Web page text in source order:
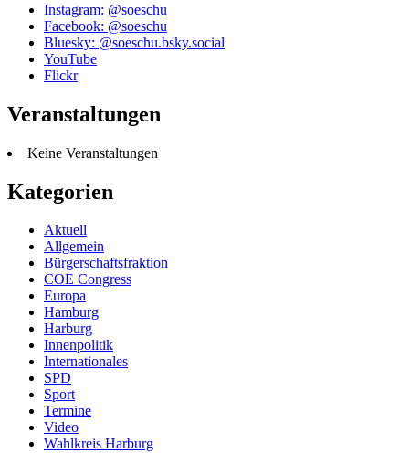
Instagram: @soeschu
Facebook: @soeschu
Bluesky: @soeschu.bsky.social
YouTube
Flickr
Veranstaltungen
Keine Veranstaltungen
Kategorien
Aktuell
Allgemein
Bürgerschaftsfraktion
COE Congress
Europa
Hamburg
Harburg
Innenpolitik
Internationales
SPD
Sport
Termine
Video
Wahlkreis Harburg